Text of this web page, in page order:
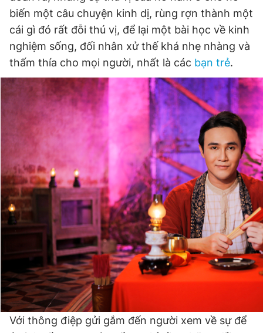
biến một câu chuyện kinh dị, rùng rợn thành một
cái gì đó rất đỗi thú vị, để lại một bài học về kinh
nghiệm sống, đối nhân xử thế khá nhẹ nhàng và
thấm thía cho mọi người, nhất là các bạn trẻ.
Với thông điệp gửi gắm đến người xem về sự để